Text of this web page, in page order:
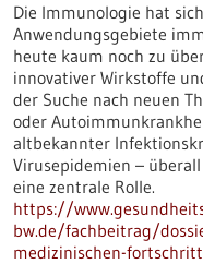
Die Immunologie hat
Anwendungsgebiete
heute kaum noch zu
innovativer Wirkstoffe
der Suche nach neuen
oder
altbekannter
Virusepidemien –
eine zentrale Rolle.
https://
bw.de/fachbeitrag/
medizinischen-